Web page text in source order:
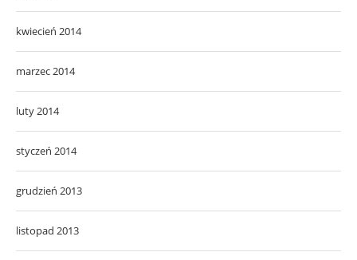
kwiecień 2014
marzec 2014
luty 2014
styczeń 2014
grudzień 2013
listopad 2013